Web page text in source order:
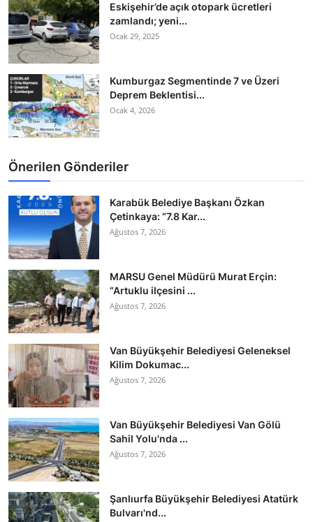
Eskişehir’de açık otopark ücretleri
zamlandı; yeni...
Ocak 29, 2025
Kumburgaz Segmentinde 7 ve Üzeri
Deprem Beklentisi...
Ocak 4, 2026
Önerilen Gönderiler
Karabük Belediye Başkanı Özkan
Çetinkaya: “7.8 Kar...
Ağustos 7, 2026
MARSU Genel Müdürü Murat Erçin:
“Artuklu ilçesini ...
Ağustos 7, 2026
Van Büyükşehir Belediyesi Geleneksel
Kilim Dokumac...
Ağustos 7, 2026
Van Büyükşehir Belediyesi Van Gölü
Sahil Yolu'nda ...
Ağustos 7, 2026
Şanlıurfa Büyükşehir Belediyesi Atatürk
Bulvarı'nd...